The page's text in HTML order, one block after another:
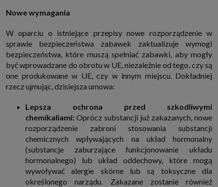
Nowe wymagania
W oparciu o istniejące przepisy nowe rozporządzenie w
sprawie bezpieczeństwa zabawek zaktualizuje wymogi
bezpieczeństwa, które muszą spełniać zabawki, aby mogły
być wprowadzane do obrotu w UE, niezależnie od tego, czy są
one produkowane w UE, czy w innym miejscu. Dokładniej
rzecz ujmując, dzisiejsza umowa:
Lepsza ochrona przed szkodliwymi
chemikaliami: Oprócz substancji już zakazanych, nowe
rozporządzenie zabroni stosowania substancji
chemicznych wpływających na układ hormonalny
(substancje zaburzające funkcjonowanie układu
hormonalnego) lub układ oddechowy, które mogą
wywoływać alergie skórne lub są toksyczne dla
określonego narządu. Zakazane zostanie również